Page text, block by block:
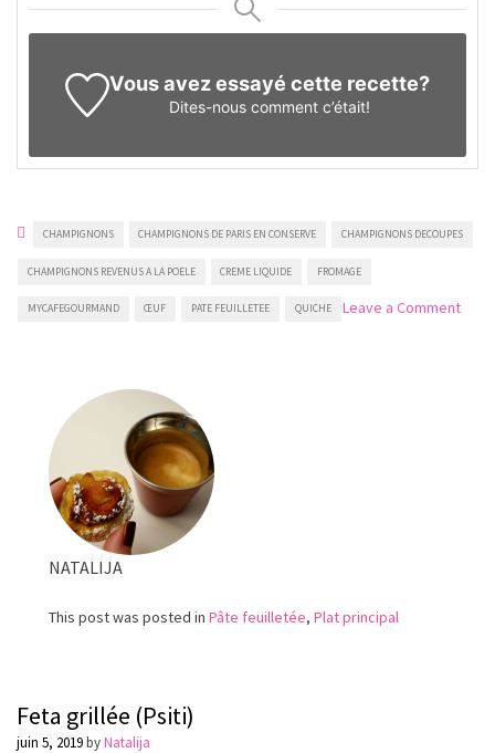
Vous avez essayé cette recette?
Dites-nous comment c’était!
CHAMPIGNONS CHAMPIGNONS DE PARIS EN CONSERVE CHAMPIGNONS DECOUPES
CHAMPIGNONS REVENUS A LA POELE CREME LIQUIDE FROMAGE
MYCAFEGOURMAND ŒUF PATE FEUILLETEE QUICHE Leave a Comment
NATALIJA
This post was posted in Pâte feuilletée, Plat principal
Feta grillée (Psiti)
juin 5, 2019byNatalija